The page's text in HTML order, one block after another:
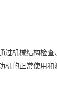
机械结构检
的正常使用和